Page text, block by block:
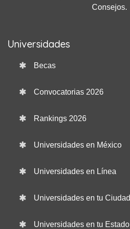
Consejos.
Universidades
Becas
Convocatorias 2026
Rankings 2026
Universidades en México
Universidades en Línea
Universidades en tu Ciudad
Universidades en tu Estado